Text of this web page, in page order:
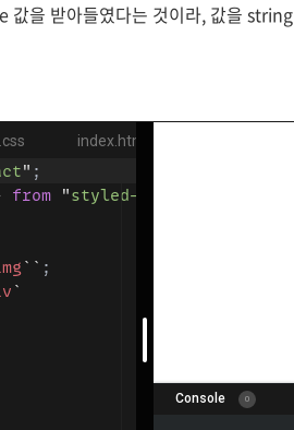
값을 받아들였다는 것이라, 값을